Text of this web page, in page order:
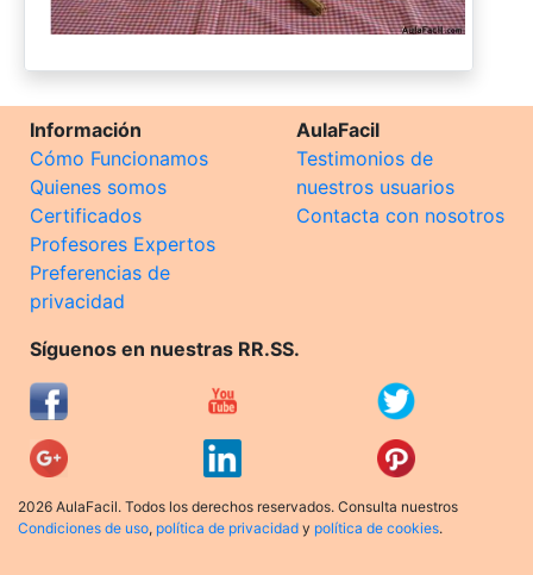
Información
Cómo Funcionamos
Quienes somos
Certificados
Profesores Expertos
Preferencias de
privacidad
AulaFacil
Testimonios de
nuestros usuarios
Contacta con nosotros
Síguenos en nuestras RR.SS.
2026 AulaFacil. Todos los derechos reservados. Consulta nuestros
Condiciones de uso, política de privacidad y política de cookies.